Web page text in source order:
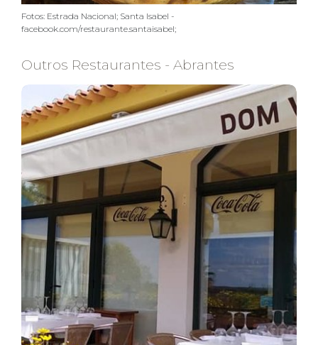
Fotos: Estrada Nacional; Santa Isabel -
facebook.com/restaurante.santaisabel;
Outros Restaurantes - Abrantes